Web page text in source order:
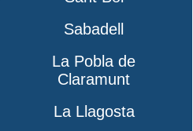
Sabadell
La Pobla de
Claramunt
La Llagosta